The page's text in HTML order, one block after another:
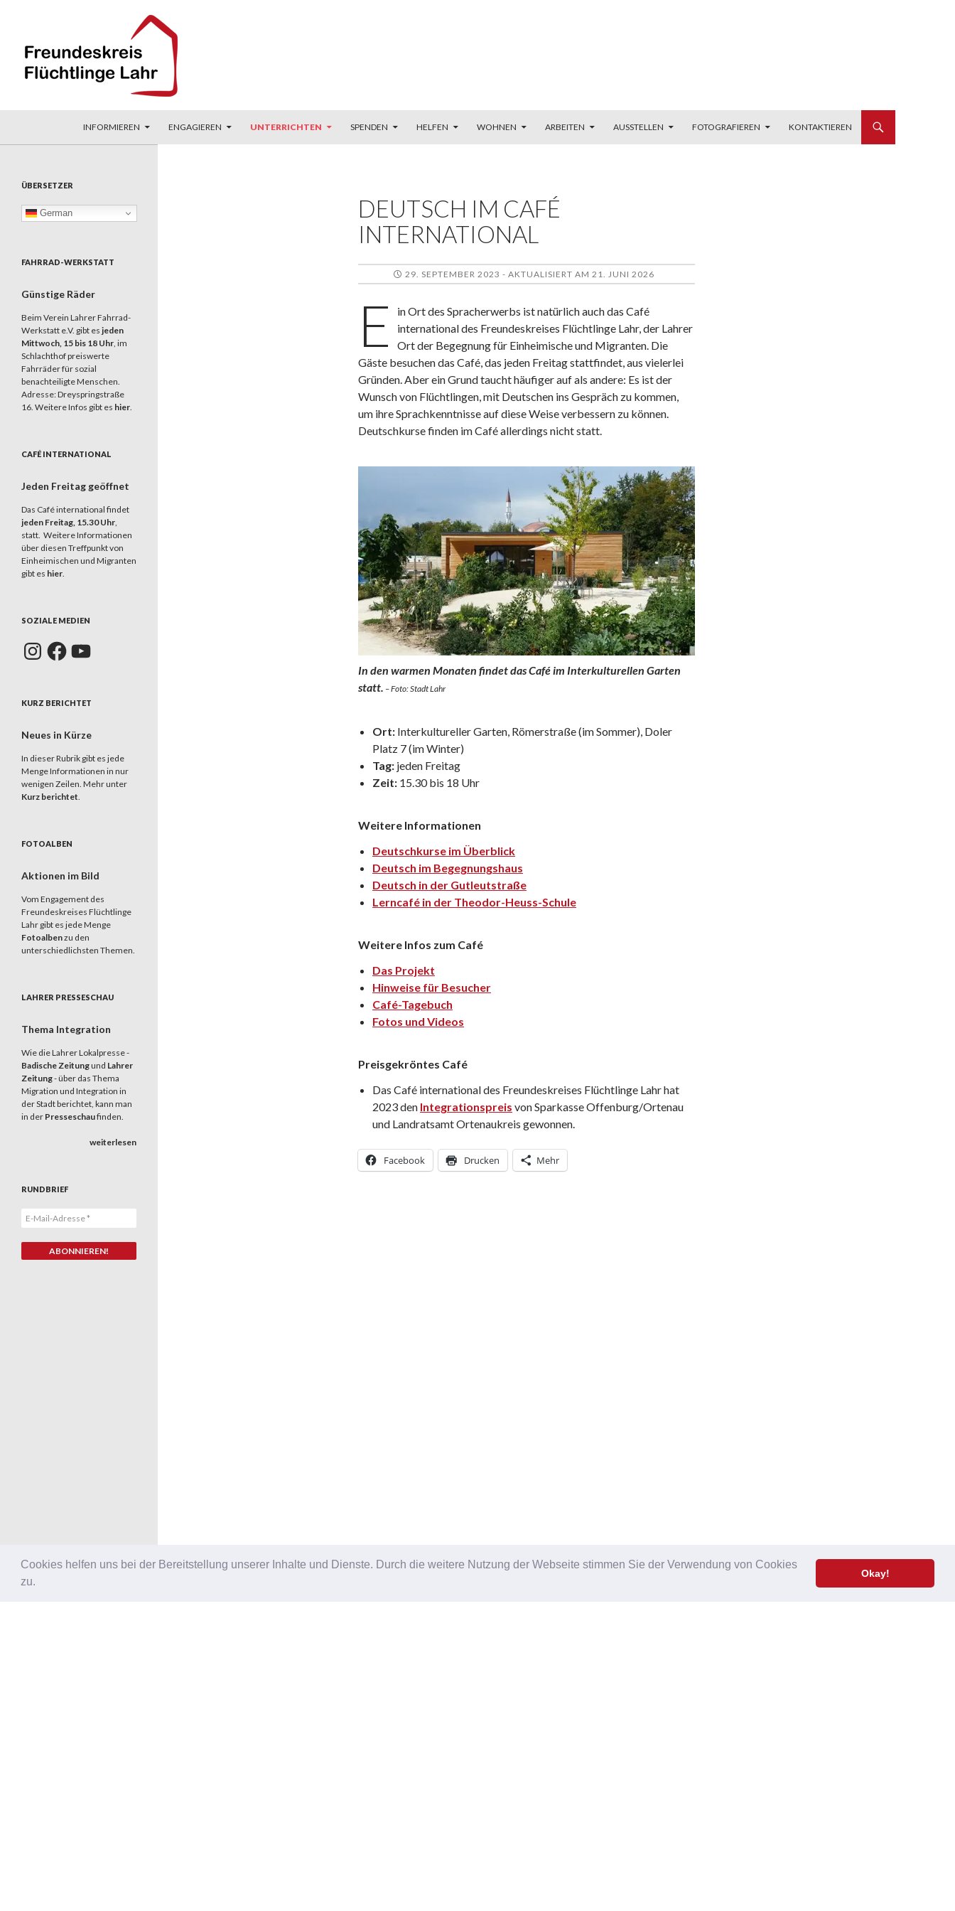
Cookies helfen uns bei der Bereitstellung unserer Inhalte und Dienste. Durch die weitere Nutzung der Webseite stimmen Sie der Verwendung von Cookies
zu.
Okay!
Freundeskreis Flüchtlinge Lahr
INFORMIEREN ENGAGIEREN UNTERRICHTEN SPENDEN HELFEN WOHNEN ARBEITEN AUSSTELLEN FOTOGRAFIEREN KONTAKTIEREN
DEUTSCH IM CAFÉ
INTERNATIONAL
29. SEPTEMBER 2023 - AKTUALISIERT AM 21. JUNI 2026
E
in Ort des Spracherwerbs ist natürlich auch das Café
international des Freundeskreises Flüchtlinge Lahr, der Lahrer
Ort der Begegnung für Einheimische und Migranten. Die
Gäste besuchen das Café, das jeden Freitag stattfindet, aus vielerlei
Gründen. Aber ein Grund taucht häufiger auf als andere: Es ist der
Wunsch von Flüchtlingen, mit Deutschen ins Gespräch zu kommen,
um ihre Sprachkenntnisse auf diese Weise verbessern zu können.
Deutschkurse finden im Café allerdings nicht statt.
In den warmen Monaten findet das Café im Interkulturellen Garten
statt. – Foto: Stadt Lahr
Ort: Interkultureller Garten, Römerstraße (im Sommer), Doler
Platz 7 (im Winter)
Tag: jeden Freitag
Zeit: 15.30 bis 18 Uhr
Weitere Informationen
Deutschkurse im Überblick
Deutsch im Begegnungshaus
Deutsch in der Gutleutstraße
Lerncafé in der Theodor-Heuss-Schule
Weitere Infos zum Café
Das Projekt
Hinweise für Besucher
Café-Tagebuch
Fotos und Videos
Preisgekröntes Café
Das Café international des Freundeskreises Flüchtlinge Lahr hat
2023 den Integrationspreis von Sparkasse Offenburg/Ortenau
und Landratsamt Ortenaukreis gewonnen.
Facebook Drucken Mehr
ÜBERSETZER
German
FAHRRAD-WERKSTATT
Günstige Räder
Beim Verein Lahrer Fahrrad-
Werkstatt e.V. gibt es jeden
Mittwoch, 15 bis 18 Uhr, im
Schlachthof preiswerte
Fahrräder für sozial
benachteiligte Menschen.
Adresse: Dreyspringstraße
16. Weitere Infos gibt es hier.
CAFÉ INTERNATIONAL
Jeden Freitag geöffnet
Das Café international findet
jeden Freitag, 15.30 Uhr,
statt. Weitere Informationen
über diesen Treffpunkt von
Einheimischen und Migranten
gibt es hier.
SOZIALE MEDIEN
InstagramFacebookYouTube
KURZ BERICHTET
Neues in Kürze
In dieser Rubrik gibt es jede
Menge Informationen in nur
wenigen Zeilen. Mehr unter
Kurz berichtet.
FOTOALBEN
Aktionen im Bild
Vom Engagement des
Freundeskreises Flüchtlinge
Lahr gibt es jede Menge
Fotoalbenzu den
unterschiedlichsten Themen.
LAHRER PRESSESCHAU
Thema Integration
Wie die Lahrer Lokalpresse -
Badische Zeitungund Lahrer
Zeitung- über das Thema
Migration und Integration in
der Stadt berichtet, kann man
in der Presseschaufinden.
weiterlesen
RUNDBRIEF